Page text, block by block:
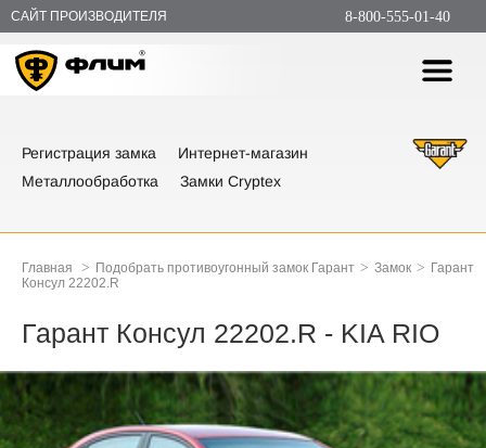
САЙТ ПРОИЗВОДИТЕЛЯ 8-800-555-01-40
Регистрация замка
Интернет-магазин
Металлообработка
Замки Cryptex
Главная > Подобрать противоугонный замок Гарант > Замок > Гарант
Консул 22202.R
Гарант Консул 22202.R - KIA RIO